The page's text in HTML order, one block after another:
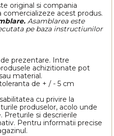
original si compania
comercializeze acest produs.
Asamblarea este
pe baza instructiunilor
prezentare. Intre
achizitionate pot
material.
de + / - 5 cm
cu privire la
produselor, acolo unde
Preturile si descrierile
Pentru informatii precise